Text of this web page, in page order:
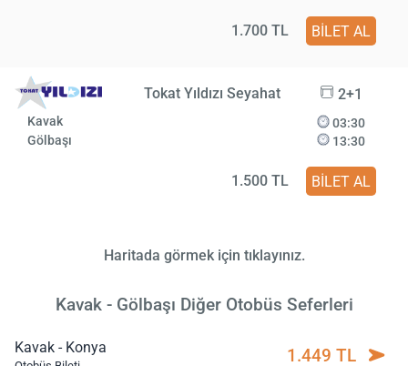
1.700 TL BİLET AL
Tokat Yıldızı Seyahat 2+1
Kavak
Gölbaşı
03:30
13:30
1.500 TL BİLET AL
Haritada görmek için tıklayınız.
Kavak - Gölbaşı Diğer Otobüs Seferleri
Kavak - Konya 1.449 TL